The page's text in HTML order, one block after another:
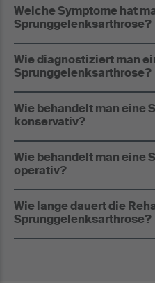
Welche Symptome hat
Sprunggelenksarthrose?
Wie diagnostiziert man
Sprunggelenksarthrose?
Wie behandelt man eine
konservativ?
Wie behandelt man eine
operativ?
Wie lange dauert die
Sprunggelenksarthrose?